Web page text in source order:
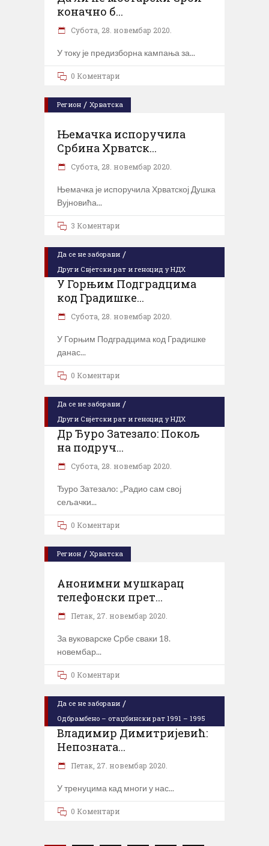
коначно б...
Субота, 28. новембар 2020.
У току је предизборна кампања за
0 Коментари
Регион / Хрватска
Њемачка испоручила
Србина Хрватск...
Субота, 28. новембар 2020.
Њемачка је испоручила Хрватској Душка
Вујновића
3 Коментари
Да се не заборави /
Други Свјетски рат и геноцид у НДХ
У Горњим Подградцима
код Градишке...
Субота, 28. новембар 2020.
У Горњим Подградцима код Градишке
данас
0 Коментари
Да се не заборави /
Други Свјетски рат и геноцид у НДХ
Др Ђуро Затезало: Покољ
на подруч...
Субота, 28. новембар 2020.
Ђуро Затезало: „Радио сам свој
сељачки
0 Коментари
Регион / Хрватска
Анонимни мушкарац
телефонски прет...
Петак, 27. новембар 2020.
За вуковарске Србе сваки 18.
новембар
0 Коментари
Да се не заборави /
Одбрамбено – отаџбински рат 1991 – 1995
Владимир Димитријевић:
Непозната...
Петак, 27. новембар 2020.
У тренуцима кад многи у нас
0 Коментари